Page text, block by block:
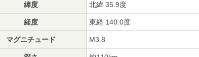
緯度 北緯 35.9度
経度 東経 140.0度
マグニチュード M3.8